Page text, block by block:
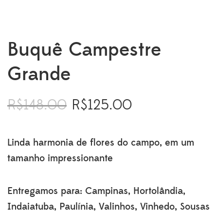
Buquê Campestre
Grande
R$148.00
O
era:
R$148.00.
R$125.00O
é:
Linda harmonia de flores do campo, em um
tamanho impressionante
Entregamos para: Campinas, Hortolândia,
Indaiatuba, Paulínia, Valinhos, Vinhedo, Sousas